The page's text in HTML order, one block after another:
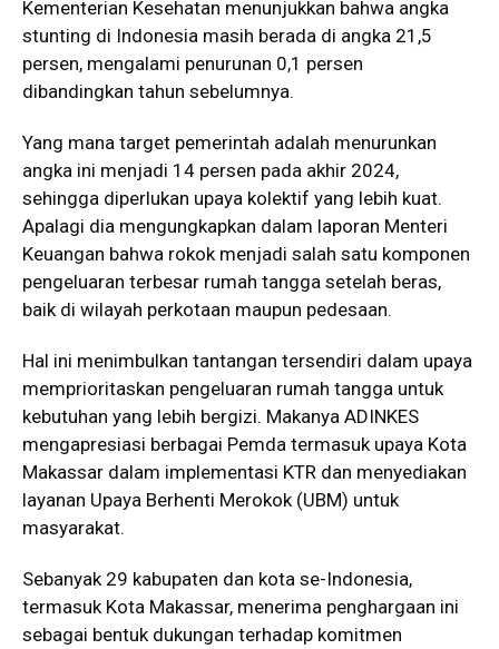
Kementerian Kesehatan menunjukkan bahwa angka
stunting di Indonesia masih berada di angka 21,5
persen, mengalami penurunan 0,1 persen
dibandingkan tahun sebelumnya.
Yang mana target pemerintah adalah menurunkan
angka ini menjadi 14 persen pada akhir 2024,
sehingga diperlukan upaya kolektif yang lebih kuat.
Apalagi dia mengungkapkan dalam laporan Menteri
Keuangan bahwa rokok menjadi salah satu komponen
pengeluaran terbesar rumah tangga setelah beras,
baik di wilayah perkotaan maupun pedesaan.
Hal ini menimbulkan tantangan tersendiri dalam upaya
memprioritaskan pengeluaran rumah tangga untuk
kebutuhan yang lebih bergizi. Makanya ADINKES
mengapresiasi berbagai Pemda termasuk upaya Kota
Makassar dalam implementasi KTR dan menyediakan
layanan Upaya Berhenti Merokok (UBM) untuk
masyarakat.
Sebanyak 29 kabupaten dan kota se-Indonesia,
termasuk Kota Makassar, menerima penghargaan ini
sebagai bentuk dukungan terhadap komitmen